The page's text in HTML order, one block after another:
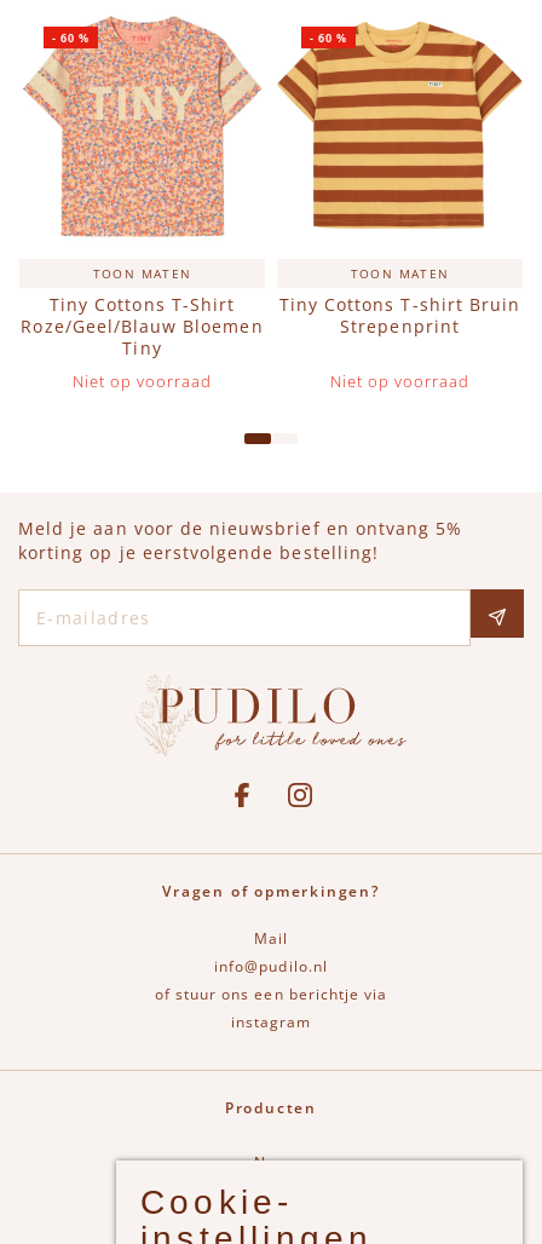
TOON MATEN
Tiny Cottons T-Shirt
Roze/Geel/Blauw Bloemen
Tiny
Niet op voorraad
-60 %
TOON MATEN
Tiny Cottons T-shirt Bruin
Strepenprint
Niet op voorraad
-60 %
Meld je aan voor de nieuwsbrief en ontvang 5%
korting op je eerstvolgende bestelling!
See our FacebookBekijk onze Instagram pagina
Vragen of opmerkingen?
Mail
info@pudilo.nl
of stuur ons een berichtje via
instagram
Producten
New
Jongens
Cookie-